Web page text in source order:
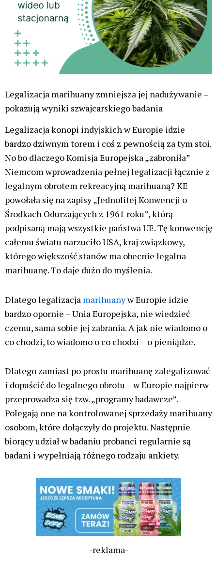
Legalizacja marihuany zmniejsza jej nadużywanie –
pokazują wyniki szwajcarskiego badania
Legalizacja konopi indyjskich w Europie idzie
bardzo dziwnym torem i coś z pewnością za tym stoi.
No bo dlaczego Komisja Europejska „zabroniła”
Niemcom wprowadzenia pełnej legalizacji łącznie z
legalnym obrotem rekreacyjną marihuaną? KE
powołała się na zapisy „Jednolitej Konwencji o
Środkach Odurzających z 1961 roku”, którą
podpisaną mają wszystkie państwa UE. Tę konwencję
całemu światu narzuciło USA, kraj związkowy,
którego większość stanów ma obecnie legalna
marihuanę. To daje dużo do myślenia.
Dlatego legalizacja marihuanyw Europie idzie
bardzo opornie – Unia Europejska, nie wiedzieć
czemu, sama sobie jej zabrania. A jak nie wiadomo o
co chodzi, to wiadomo o co chodzi – o pieniądze.
Dlatego zamiast po prostu marihuanę zalegalizować
i dopuścić do legalnego obrotu – w Europie najpierw
przeprowadza się tzw. „programy badawcze”.
Polegają one na kontrolowanej sprzedaży marihuany
osobom, które dołączyły do projektu. Następnie
biorący udział w badaniu probanci regularnie są
badani i wypełniają różnego rodzaju ankiety.
-reklama-